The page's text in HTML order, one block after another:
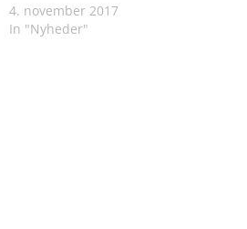
4. november 2017
In "Nyheder"